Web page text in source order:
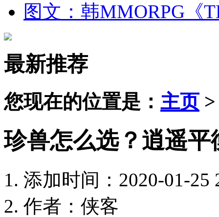
图文：韩MMORPG《
最新推荐
您现在的位置是： 主页
珍兽怎么选？逍遥
添加时间：2020-01-25
作者：侠客